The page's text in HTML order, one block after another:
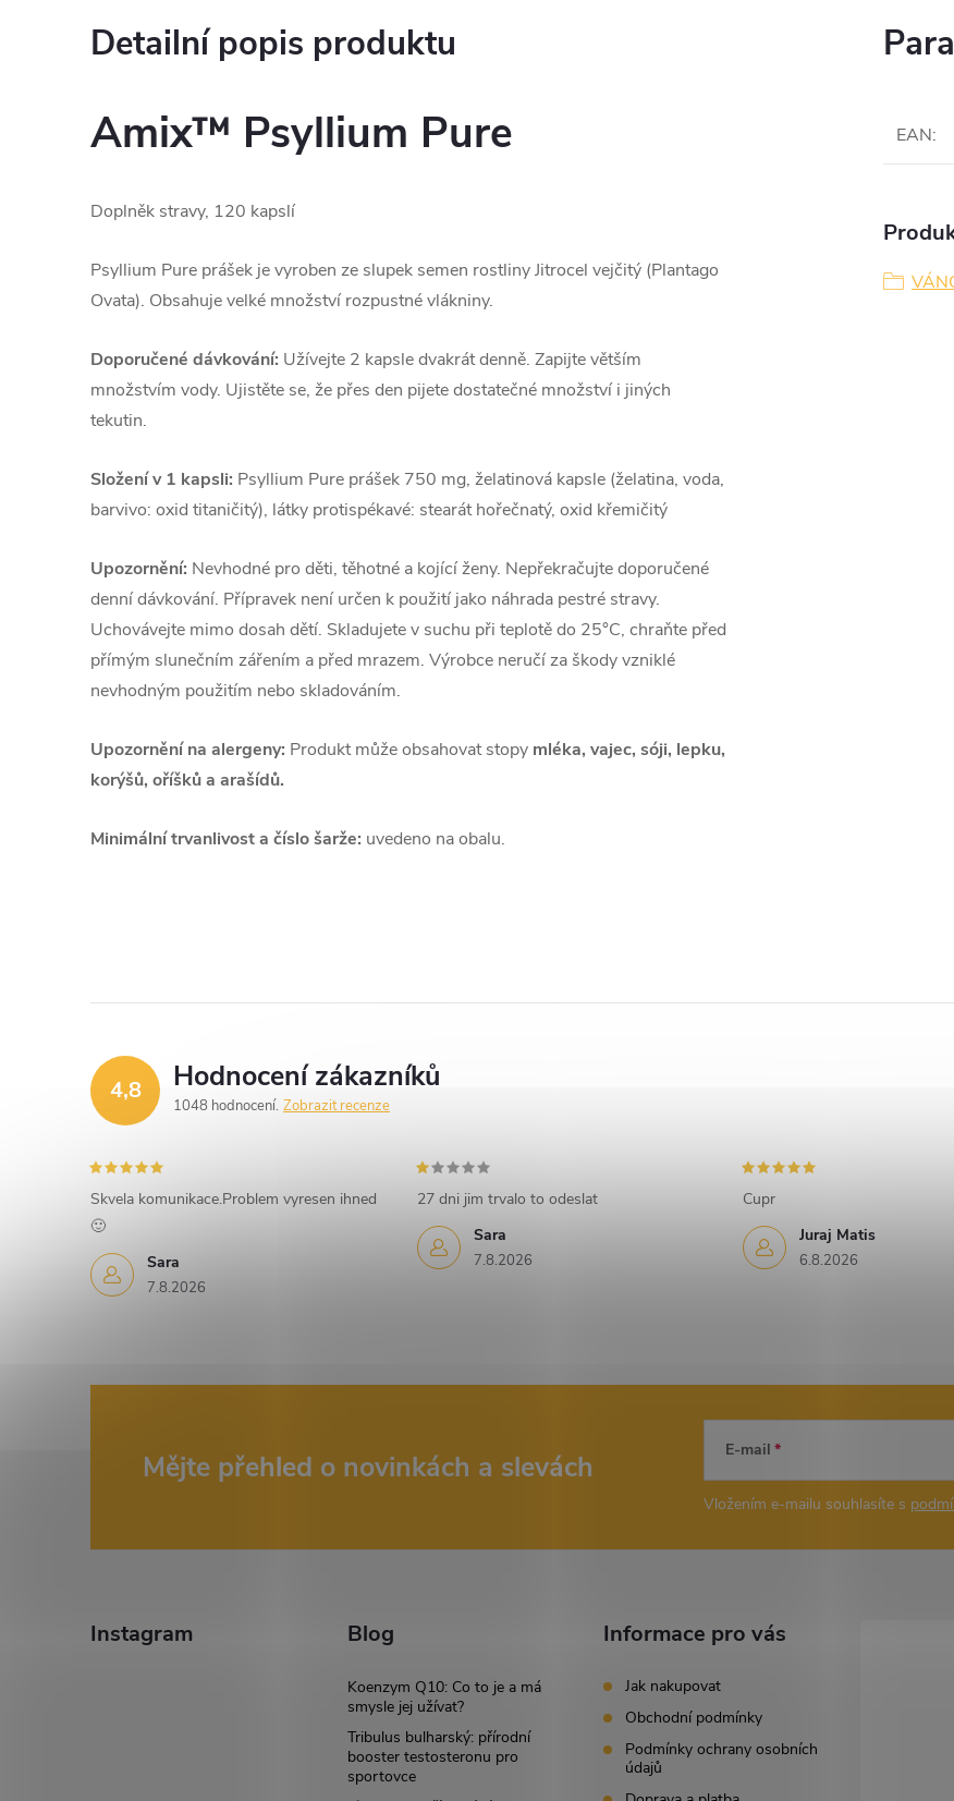
Detailní popis produktu
Amix™ Psyllium Pure
Doplněk stravy, 120 kapslí
Psyllium Pure prášek je vyroben ze slupek semen rostliny Jitrocel vejčitý (Plantago
Ovata). Obsahuje velké množství rozpustné vlákniny.
Doporučené dávkování: Užívejte 2 kapsle dvakrát denně. Zapijte větším
množstvím vody. Ujistěte se, že přes den pijete dostatečné množství i jiných
tekutin.
Složení v 1 kapsli: Psyllium Pure prášek 750 mg, želatinová kapsle (želatina, voda,
barvivo: oxid titaničitý), látky protispékavé: stearát hořečnatý, oxid křemičitý
Upozornění: Nevhodné pro děti, těhotné a kojící ženy. Nepřekračujte doporučené
denní dávkování. Přípravek není určen k použití jako náhrada pestré stravy.
Uchovávejte mimo dosah dětí. Skladujete v suchu při teplotě do 25°C, chraňte před
přímým slunečním zářením a před mrazem. Výrobce neručí za škody vzniklé
nevhodným použitím nebo skladováním.
Upozornění na alergeny: Produkt může obsahovat stopy mléka, vajec, sóji, lepku,
korýšů, oříšků a arašídů.
Minimální trvanlivost a číslo šarže: uvedeno na obalu.
EAN:
4,8 Hodnocení zákazníků
1048 hodnocení Zobrazit recenze
Sara
7.8.2026
Skvela komunikace.Problem vyresen ihned
🙂
Sara
7.8.2026
27 dni jim trvalo to odeslat
Juraj Matis
6.8.2026
Cupr
Mějte přehled o novinkách a slevách E-mail
Vložením e-mailu souhlasíte s
Instagram Blog
Koenzym Q10: Co to je a má
smysle jej užívat?
Tribulus bulharský: přírodní
booster testosteronu pro
sportovce
Informace pro vás
Jak nakupovat
Obchodní podmínky
Podmínky ochrany osobních
údajů